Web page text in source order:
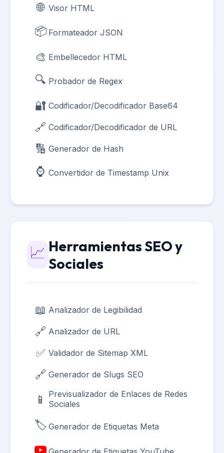
🌐 Visor HTML
📦 Formateador JSON
🎨 Embellecedor HTML
🔍 Probador de Regex
🔐 Codificador/Decodificador Base64
🔗 Codificador/Decodificador de URL
🔢 Generador de Hash
⌚ Convertidor de Timestamp Unix
📊 JSON a Excel
🛡️ Decodificador JWT
⏰ Generador de Cron
📏 Convertidor de Unidades CSS
🎨 Selector de Código de Color
Generador de Config MCP
📸
Photos
📈 Herramientas SEO y
Sociales
📖 Analizador de Legibilidad
🔗 Analizador de URL
✅ Validador de Sitemap XML
🔗 Generador de Slugs SEO
📱
Previsualizador de Enlaces de Redes
Sociales
🏷️ Generador de Etiquetas Meta